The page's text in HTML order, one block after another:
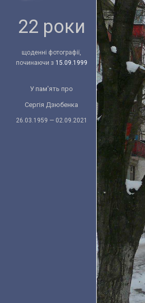
22 роки
щоденні фотографії,
починаючи з 15.09.1999
У пам'ять про
Сергія Дзюбенка
26.03.1959 — 02.09.2021